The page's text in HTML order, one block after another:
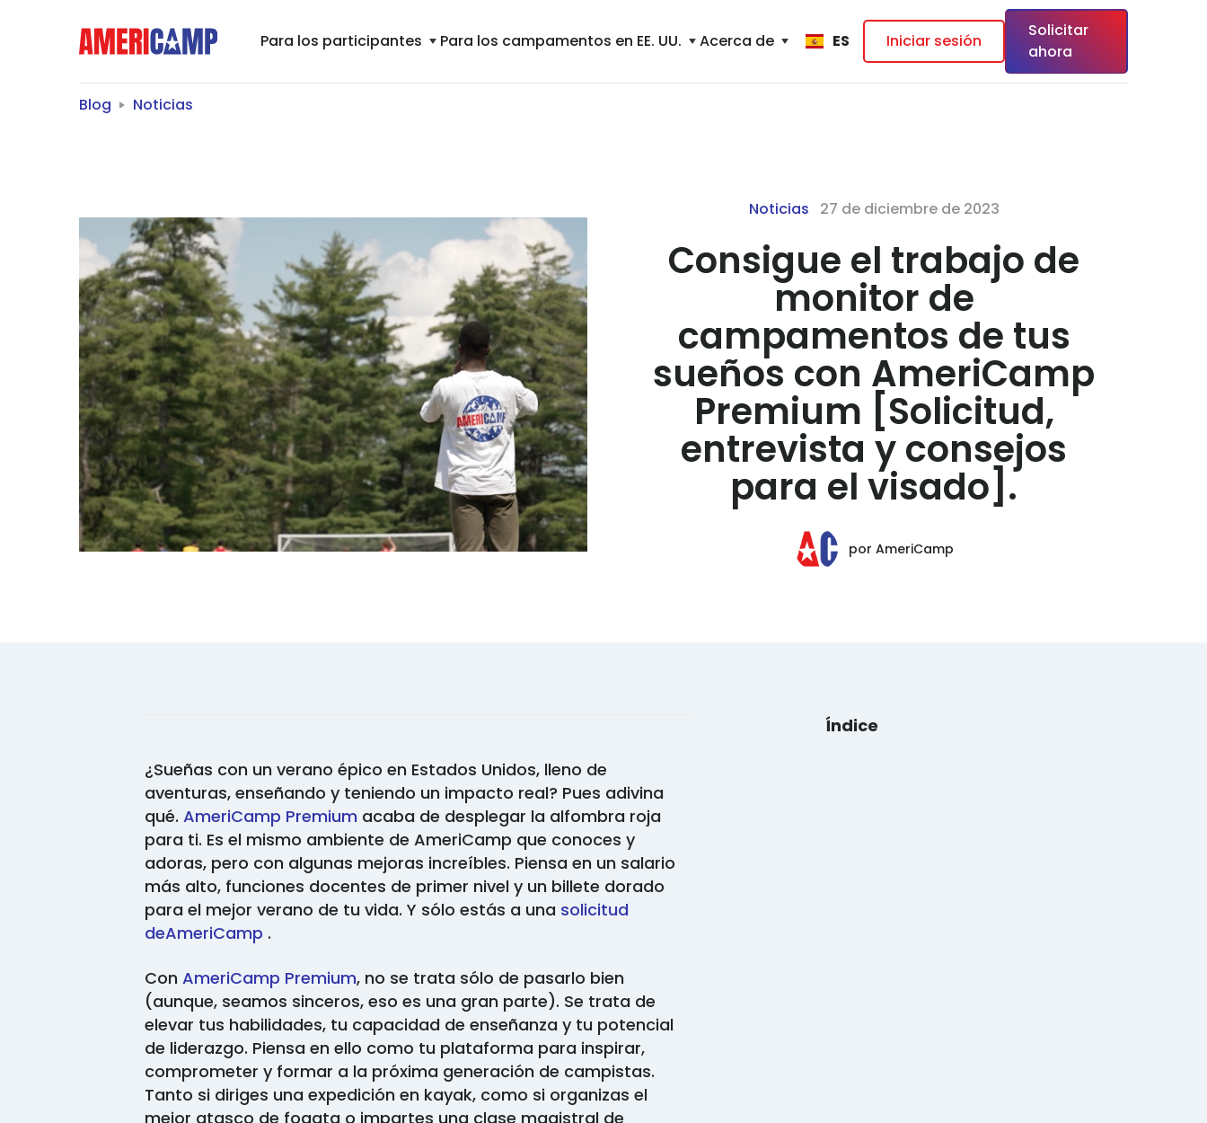
Para los participantes Para los campamentos en EE. UU. Acerca de ES Iniciar sesión
Solicitar
ahora
Blog Noticias
Noticias 27 de diciembre de 2023
Consigue el trabajo de
monitor de
campamentos de tus
sueños con AmeriCamp
Premium [Solicitud,
entrevista y consejos
para el visado].
por AmeriCamp
¿Sueñas con un verano épico en Estados Unidos, lleno de
aventuras, enseñando y teniendo un impacto real? Pues adivina
qué.AmeriCamp Premium acaba de desplegar la alfombra roja
para ti. Es el mismo ambiente de AmeriCamp que conoces y
adoras, pero con algunas mejoras increíbles. Piensa en un salario
más alto, funciones docentes de primer nivel y un billete dorado
para el mejor verano de tu vida. Y sólo estás a una solicitud
deAmeriCamp .
ConAmeriCamp Premium, no se trata sólo de pasarlo bien
(aunque, seamos sinceros, eso es una gran parte). Se trata de
elevar tus habilidades, tu capacidad de enseñanza y tu potencial
de liderazgo. Piensa en ello como tu plataforma para inspirar,
comprometer y formar a la próxima generación de campistas.
Tanto si diriges una expedición en kayak, como si organizas el
mejor atasco de fogata o impartes una clase magistral de
Índice